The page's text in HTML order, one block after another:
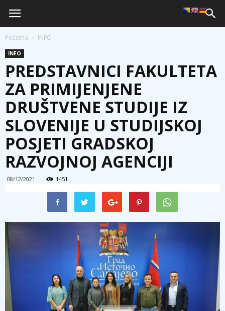
Početna INFO
INFO
PREDSTAVNICI FAKULTETA
ZA PRIMIJENJENE
DRUŠTVENE STUDIJE IZ
SLOVENIJE U STUDIJSKOJ
POSJETI GRADSKOJ
RAZVOJNOJ AGENCIJI
08/12/2021 1451